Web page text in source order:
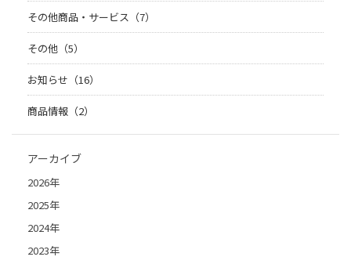
その他商品・サービス（7）
その他（5）
お知らせ（16）
商品情報（2）
アーカイブ
2026年
2025年
2024年
2023年